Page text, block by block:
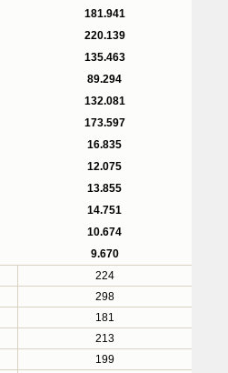
181.941
220.139
135.463
89.294
132.081
173.597
16.835
12.075
13.855
14.751
10.674
9.670
224
298
181
213
199